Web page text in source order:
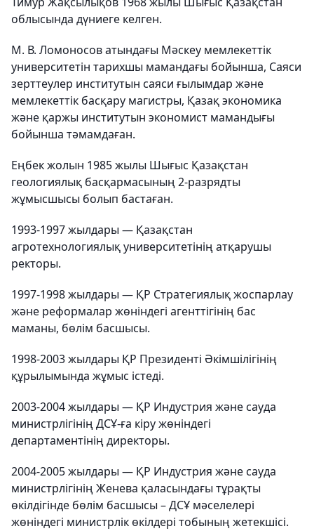
облысында дүниеге келген.
М. В. Ломоносов атындағы Мәскеу мемлекеттік
университетін тарихшы мамандағы бойынша, Саяси
зерттеулер институтын саяси ғылымдар және
мемлекеттік басқару магистры, Қазақ экономика
және қаржы институтын экономист мамандығы
бойынша тәмамдаған.
Еңбек жолын 1985 жылы Шығыс Қазақстан
геологиялық басқармасының 2-разрядты
жұмысшысы болып бастаған.
1993-1997 жылдары — Қазақстан
агротехнологиялық университетінің атқарушы
ректоры.
1997-1998 жылдары — ҚР Стратегиялық жоспарлау
және реформалар жөніндегі агенттігінің бас
маманы, бөлім басшысы.
1998-2003 жылдары ҚР Президенті Әкімшілігінің
құрылымында жұмыс істеді.
2003-2004 жылдары — ҚР Индустрия және сауда
министрлігінің ДСҰ-ға кіру жөніндегі
департаментінің директоры.
2004-2005 жылдары — ҚР Индустрия және сауда
министрлігінің Женева қаласындағы тұрақты
өкілдігінде бөлім басшысы – ДСҰ мәселелері
жөніндегі министрлік өкілдері тобының жетекшісі.